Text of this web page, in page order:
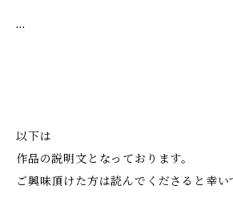
…
以下は
作品の説明文となっております。
ご興味頂けた方は読んでくださると幸い